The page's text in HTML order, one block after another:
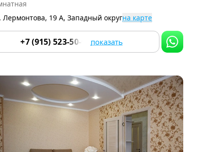
Лермонтова, 19 А, Западный округна карте
+7 (915) 523-50-05 показать